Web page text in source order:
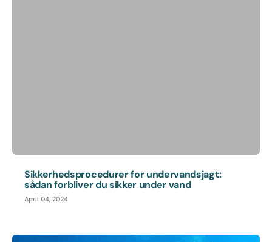
Sikkerhedsprocedurer for undervandsjagt:
sådan forbliver du sikker under vand
April 04, 2024